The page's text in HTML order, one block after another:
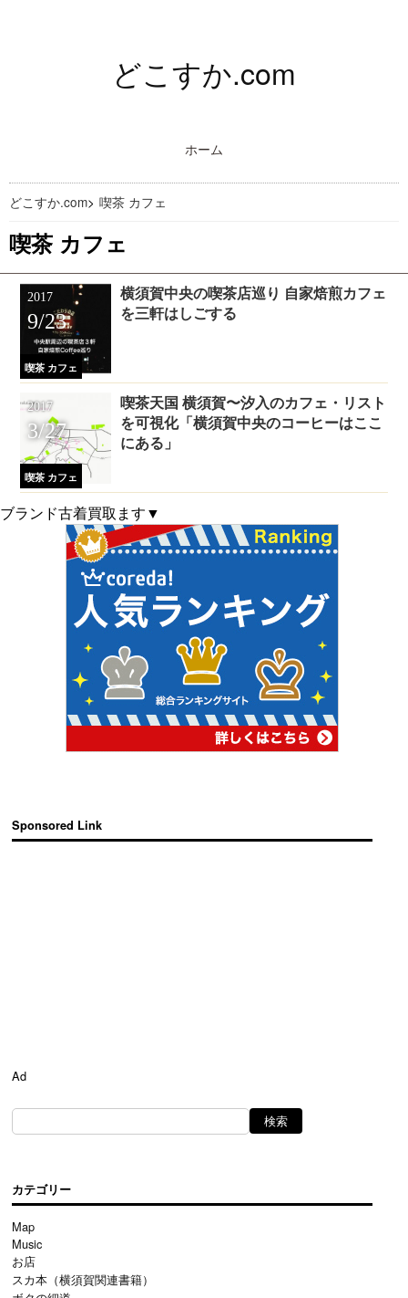
どこすか.com
ホーム
どこすか.com> 喫茶 カフェ
喫茶 カフェ
2017
9/23
横須賀中央の喫茶店巡り 自家焙煎カフェ
を三軒はしごする
喫茶 カフェ
2017
3/27
喫茶天国 横須賀〜汐入のカフェ・リスト
を可視化「横須賀中央のコーヒーはここ
にある」
喫茶 カフェ
ブランド古着買取ます▼
Sponsored Link
Ad
カテゴリー
Map
Music
お店
スカ本（横須賀関連書籍）